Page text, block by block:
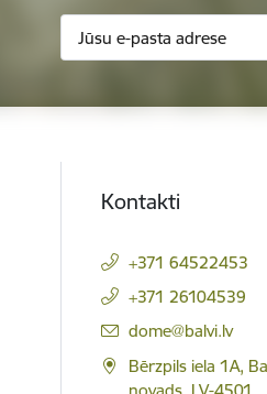
Kontakti
+371 64522453
+371 26104539
E-pasts:
dome@balvi.lv
Bērzpils iela 1A,